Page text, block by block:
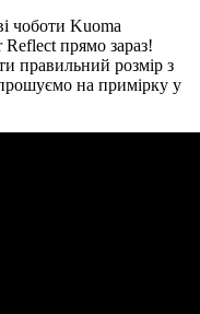
чоботи Kuoma
прямо зараз!
правильний розмір з
на примірку у